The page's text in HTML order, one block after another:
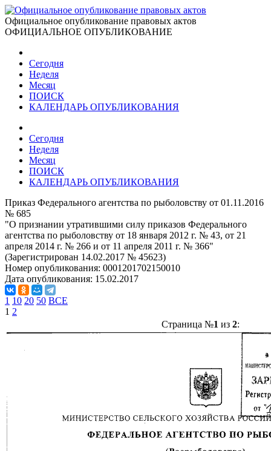
Официальное опубликование правовых актов
ОФИЦИАЛЬНОЕ ОПУБЛИКОВАНИЕ
Сегодня
Неделя
Месяц
ПОИСК
КАЛЕНДАРЬ ОПУБЛИКОВАНИЯ
Сегодня
Неделя
Месяц
ПОИСК
КАЛЕНДАРЬ ОПУБЛИКОВАНИЯ
Приказ Федерального агентства по рыболовству от 01.11.2016
№ 685
"О признании утратившими силу приказов Федерального
агентства по рыболовству от 18 января 2012 г. № 43, от 21
апреля 2014 г. № 266 и от 11 апреля 2011 г. № 366"
(Зарегистрирован 14.02.2017 № 45623)
Номер опубликования: 0001201702150010
Дата опубликования: 15.02.2017
1 10 20 50 ВСЕ
1 2
Страница №1 из 2: